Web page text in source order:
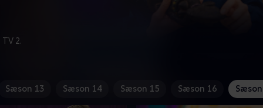
2.
Sæson 13 Sæson 14 Sæson 15 Sæson 16